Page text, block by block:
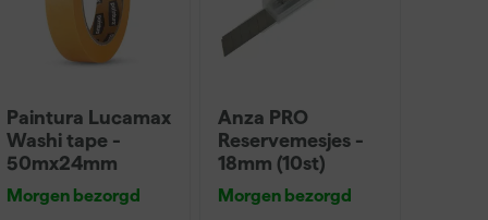
Paintura Lucamax
Washi tape -
50mx24mm
Morgen bezorgd
Anza PRO
Reservemesjes -
18mm (10st)
Morgen bezorgd